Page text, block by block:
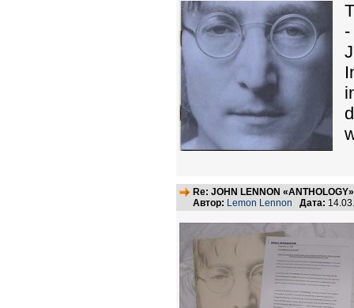
Re: JOHN LENNON
Автор: Lemon Lennon Дата: